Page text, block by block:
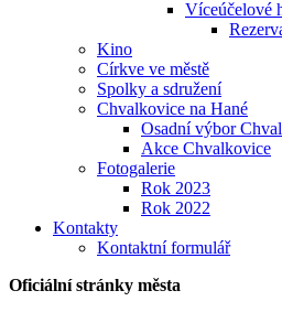
Víceúčelové
Kino
Církve ve městě
Spolky a sdružení
Chvalkovice na Hané
Osadní výbor
Akce Chvalkovice
Fotogalerie
Rok 2023
Rok 2022
Kontakty
Kontaktní formulář
Oficiální stránky města